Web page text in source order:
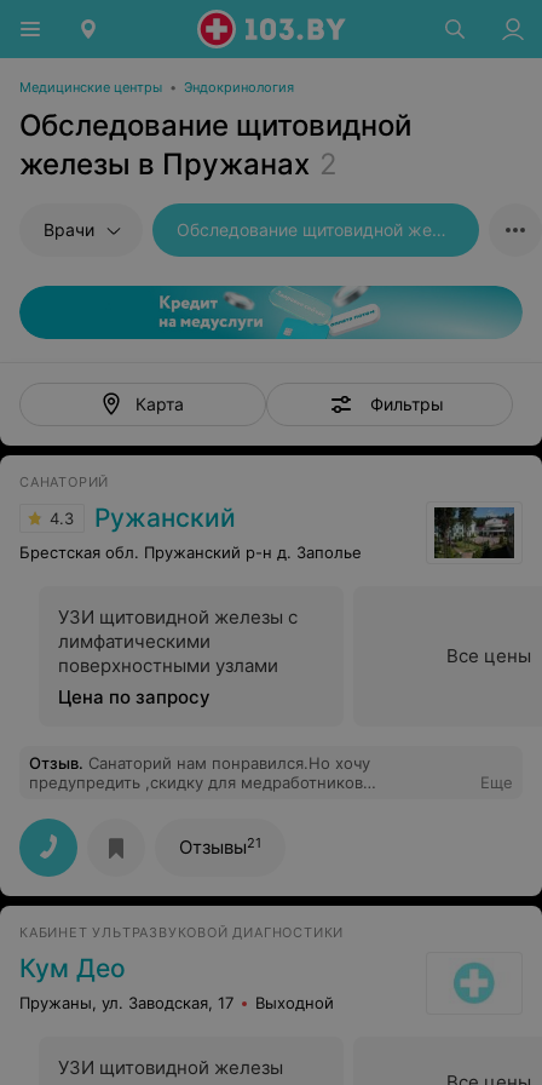
Медицинские центры • Эндокринология
Обследование щитовидной
железы в Пружанах 2
Врачи Обследование щитовидной железы
Карта Фильтры
САНАТОРИЙ
4.3 Ружанский
Брестская обл. Пружанский р-н д. Заполье
УЗИ щитовидной железы с
лимфатическими
поверхностными узлами
Цена по запросу
Все цены
Отзыв. Санаторий нам понравился.Но хочу
предупредить ,скидку для медработников
коллеги имейте ввиду!
Еще
Отзывы21
КАБИНЕТ УЛЬТРАЗВУКОВОЙ ДИАГНОСТИКИ
Кум Део
Пружаны, ул. Заводская, 17 Выходной
УЗИ щитовидной железы